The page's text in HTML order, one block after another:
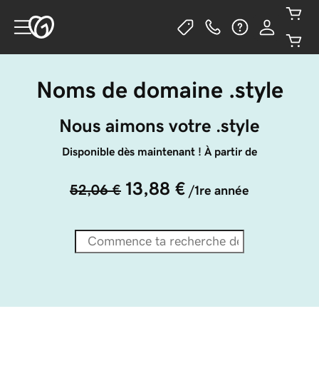
Noms de domaine .style
Nous aimons votre .style
Disponible dès maintenant ! À partir de
52,06 € 13,88 € /1re année